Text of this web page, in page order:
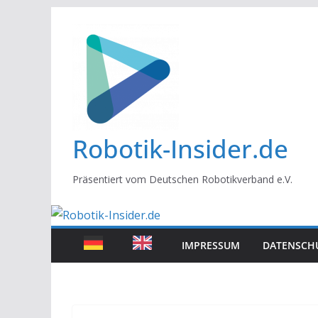
springen
Robotik-Insider.de
Präsentiert vom Deutschen Robotikverband e.V.
IMPRESSUM